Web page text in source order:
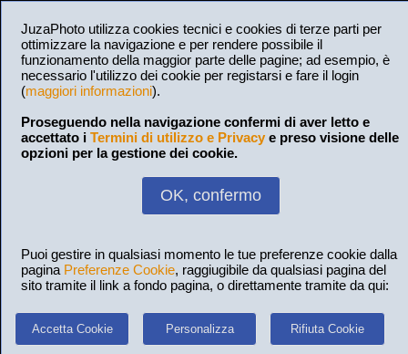
JuzaPhoto utilizza cookies tecnici e cookies di terze parti per
ottimizzare la navigazione e per rendere possibile il
funzionamento della maggior parte delle pagine; ad esempio, è
necessario l'utilizzo dei cookie per registarsi e fare il login
(maggiori informazioni).
Proseguendo nella navigazione confermi di aver letto e
accettato i Termini di utilizzo e Privacy e preso visione delle
opzioni per la gestione dei cookie.
OK, confermo
Puoi gestire in qualsiasi momento le tue preferenze cookie dalla
pagina Preferenze Cookie, raggiugibile da qualsiasi pagina del
sito tramite il link a fondo pagina, o direttamente tramite da qui:
Accetta Cookie Personalizza Rifiuta Cookie